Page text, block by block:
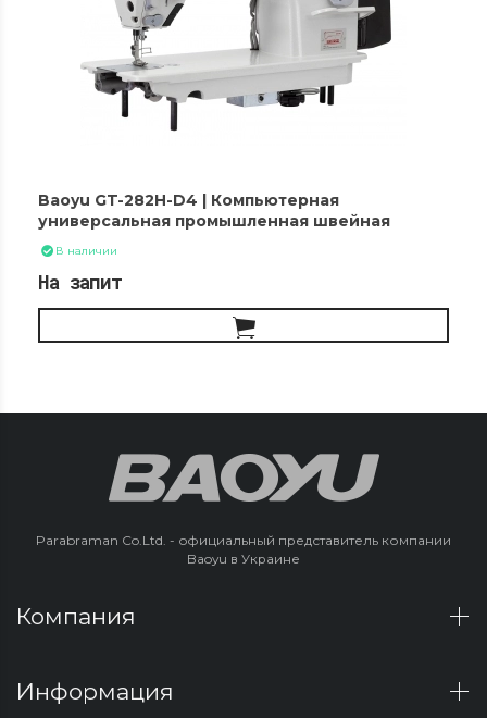
Baoyu GT-282H-D4 | Компьютерная
универсальная промышленная швейная
машина
В наличии
На запит
Parabraman Co.Ltd. - официальный представитель компании
Baoyu в Украине
Компания
Информация